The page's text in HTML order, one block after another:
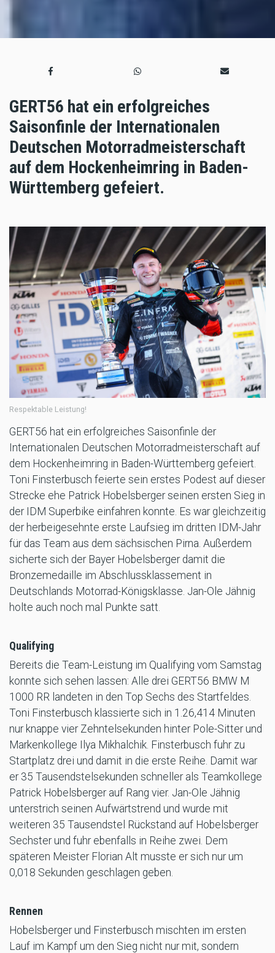
GERT56 hat ein erfolgreiches
Saisonfinle der Internationalen
Deutschen Motorradmeisterschaft
auf dem Hockenheimring in Baden-
Württemberg gefeiert.
Respektable Leistung!
GERT56 hat ein erfolgreiches Saisonfinle der
Internationalen Deutschen Motorradmeisterschaft auf
dem Hockenheimring in Baden-Württemberg gefeiert.
Toni Finsterbusch feierte sein erstes Podest auf dieser
Strecke ehe Patrick Hobelsberger seinen ersten Sieg in
der IDM Superbike einfahren konnte. Es war gleichzeitig
der herbeigesehnte erste Laufsieg im dritten IDM-Jahr
für das Team aus dem sächsischen Pirna. Außerdem
sicherte sich der Bayer Hobelsberger damit die
Bronzemedaille im Abschlussklassement in
Deutschlands Motorrad-Königsklasse. Jan-Ole Jähnig
holte auch noch mal Punkte satt.
Qualifying
Bereits die Team-Leistung im Qualifying vom Samstag
konnte sich sehen lassen: Alle drei GERT56 BMW M
1000 RR landeten in den Top Sechs des Startfeldes.
Toni Finsterbusch klassierte sich in 1.26,414 Minuten
nur knappe vier Zehntelsekunden hinter Pole-Sitter und
Markenkollege Ilya Mikhalchik. Finsterbusch fuhr zu
Startplatz drei und damit in die erste Reihe. Damit war
er 35 Tausendstelsekunden schneller als Teamkollege
Patrick Hobelsberger auf Rang vier. Jan-Ole Jähnig
unterstrich seinen Aufwärtstrend und wurde mit
weiteren 35 Tausendstel Rückstand auf Hobelsberger
Sechster und fuhr ebenfalls in Reihe zwei. Dem
späteren Meister Florian Alt musste er sich nur um
0,018 Sekunden geschlagen geben.
Rennen
Hobelsberger und Finsterbusch mischten im ersten
Lauf im Kampf um den Sieg nicht nur mit, sondern